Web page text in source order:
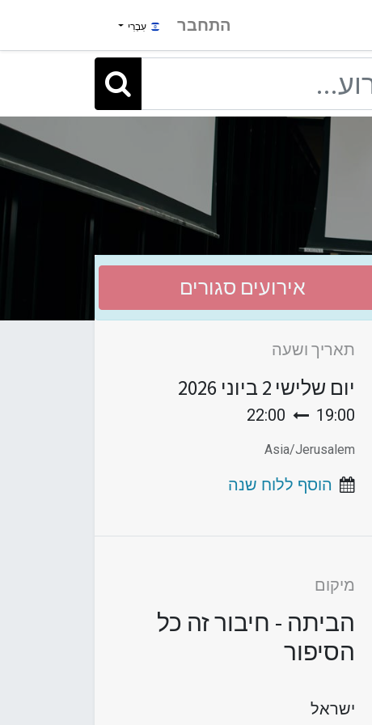
התחבר עִבְרִי
אירועים סגורים
תאריך ושעה
יום שלישי 2 ביוני 2026
19:00
22:00
Asia/Jerusalem
הוסף ללוח שנה
מיקום
הביתה - חיבור זה כל
הסיפור
ישראל